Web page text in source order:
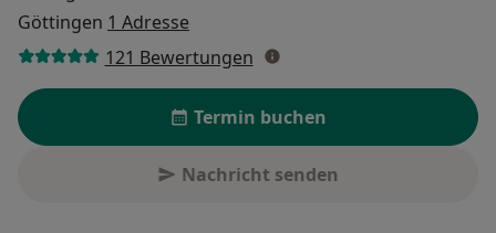
Göttingen 1 Adresse
121 Bewertungen
Termin buchen
Nachricht senden